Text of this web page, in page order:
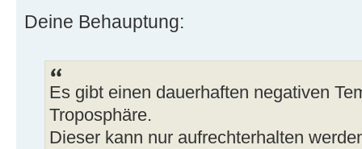
Deine Behauptung:
Es gibt einen dauerhaften negativen
Troposphäre.
Dieser kann nur aufrechterhalten